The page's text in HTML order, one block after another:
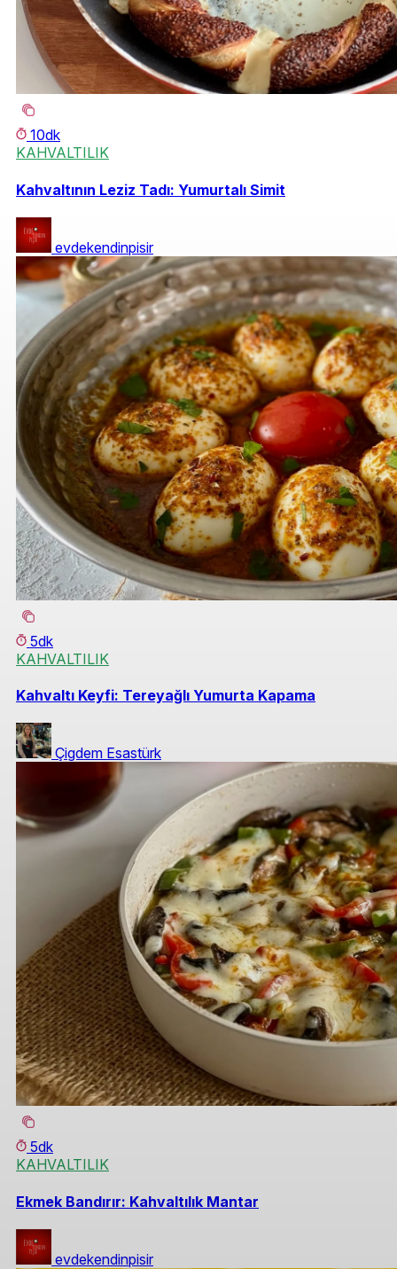
10dk
KAHVALTILIK
Kahvaltının Leziz Tadı: Yumurtalı Simit
evdekendinpisir
5dk
KAHVALTILIK
Kahvaltı Keyfi: Tereyağlı Yumurta Kapama
Çigdem Esastürk
5dk
KAHVALTILIK
Ekmek Bandırır: Kahvaltılık Mantar
evdekendinpisir